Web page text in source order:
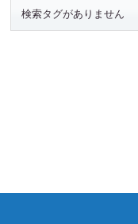
検索タグがありません